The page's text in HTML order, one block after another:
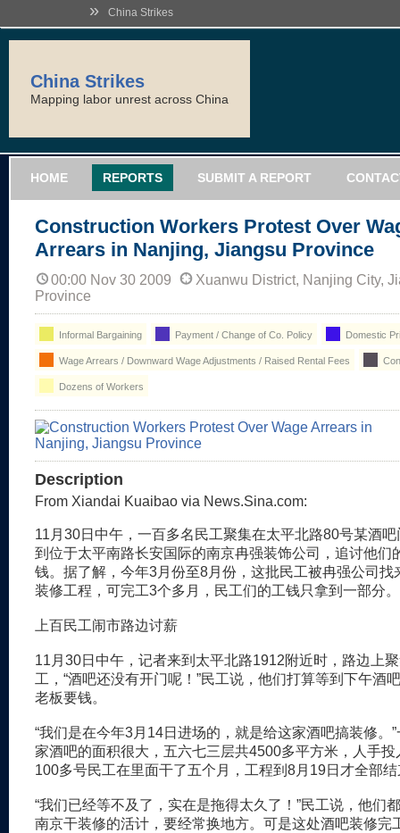
» China Strikes
China Strikes
Mapping labor unrest across China
HOME REPORTS SUBMIT A REPORT
Construction Workers Protest Over
Arrears in Nanjing, Jiangsu Province
00:00 Nov 30 2009
Xuanwu District, Nanjing City,
Province
Informal Bargaining Payment / Change of Co. Policy Domestic
Wage Arrears / Downward Wage Adjustments / Raised Rental Fees
Dozens of Workers
Description
From Xiandai Kuaibao via News.Sina.com:
11月30日中午，一百多名民工聚集在太平北路80号某酒
到位于太平南路长安国际的南京冉强装饰公司，追讨他们
钱。据了解，今年3月份至8月份，这批民工被冉强公司找
装修工程，可完工3个多月，民工们的工钱只拿到一部分。
上百民工闹市路边讨薪
11月30日中午，记者来到太平北路1912附近时，路边上
工，“酒吧还没有开门呢！”民工说，他们打算等到下午酒
老板要钱。
“我们是在今年3月14日进场的，就是给这家酒吧搞装修。
家酒吧的面积很大，五六七三层共4500多平方米，人手投
100多号民工在里面干了五个月，工程到8月19日才全部
“我们已经等不及了，实在是拖得太久了！”民工说，他们
南京干装修的活计，要经常换地方。可是这处酒吧装修完